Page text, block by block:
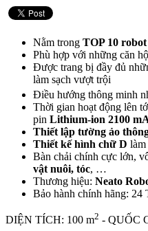
Nằm trong TOP 10
Phù hợp với những căn
Được trang bị đầy đủ
làm sạch vượt trội
Điều hướng thông minh
Thời gian hoạt động lên
pin Lithium-ion 2100
Thiết lập tường ảo
Thiết kế hình chữ D làm
Bàn chải chính cực lớn,
vật nuôi, tóc, …
Thương hiệu: Neato
Bảo hành chính hãng: 24
DIỆN TÍCH: 100 m2 - QUỐC